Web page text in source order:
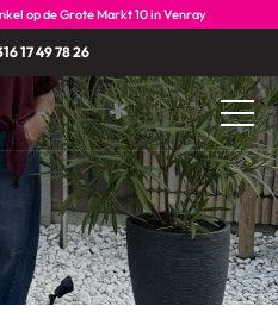
op de Grote Markt 10 in Venray
17 49 78 26